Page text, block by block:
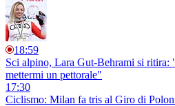
18:59
Sci alpino, Lara Gut-Behrami si ritira:
mettermi un pettorale"
17:30
Ciclismo: Milan fa tris al Giro di